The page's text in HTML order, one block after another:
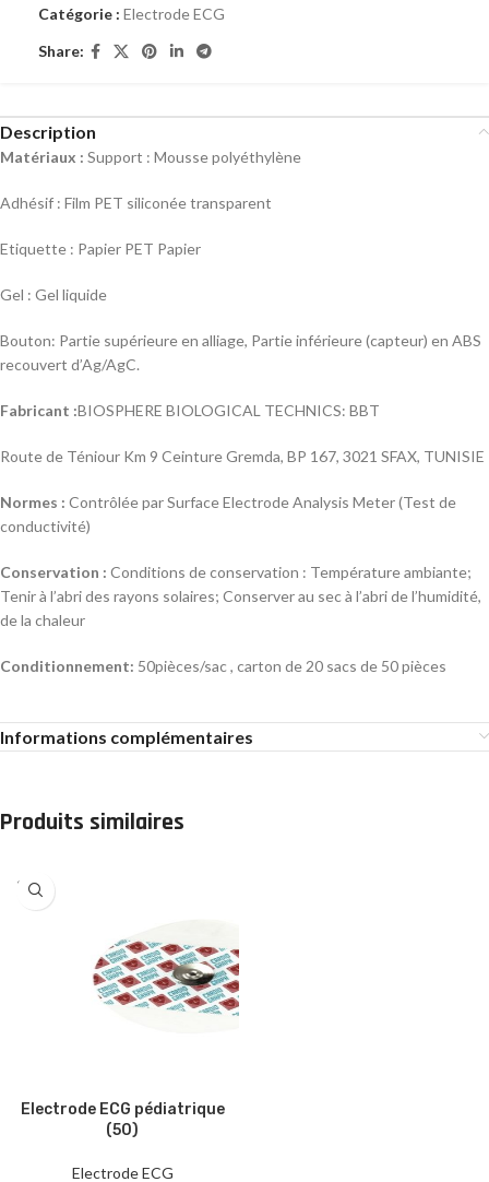
Catégorie : Electrode ECG
Share:
Description
Matériaux : Support : Mousse polyéthylène
Adhésif : Film PET siliconée transparent
Etiquette : Papier PET Papier
Gel : Gel liquide
Bouton: Partie supérieure en alliage, Partie inférieure (capteur) en ABS
recouvert d’Ag/AgC.
Fabricant :BIOSPHERE BIOLOGICAL TECHNICS: BBT
Route de Téniour Km 9 Ceinture Gremda, BP 167, 3021 SFAX, TUNISIE
Normes : Contrôlée par Surface Electrode Analysis Meter (Test de
conductivité)
Conservation : Conditions de conservation : Température ambiante;
Tenir à l’abri des rayons solaires; Conserver au sec à l’abri de l’humidité,
de la chaleur
Conditionnement: 50pièces/sac , carton de 20 sacs de 50 pièces
Informations complémentaires
Produits similaires
SOLD
OUT
Electrode ECG pédiatrique
(50)
Electrode ECG